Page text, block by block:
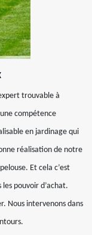
trouvable à
compétence
en jardinage qui
réalisation de notre
Et cela c’est
pouvoir d’achat.
Nous intervenons dans